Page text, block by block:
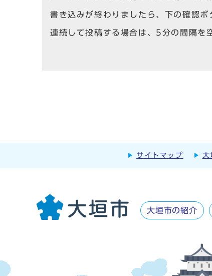
書き込みが終わりましたら、下の確認ボ
連続して投稿する場合は、5分の間隔を
サイトマップ 大
大垣市の紹介